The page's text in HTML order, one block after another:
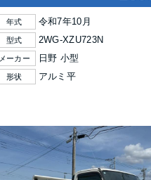
年式 令和7年10月
型式 2WG-XZU723N
メーカー 日野 小型
形状 アルミ平